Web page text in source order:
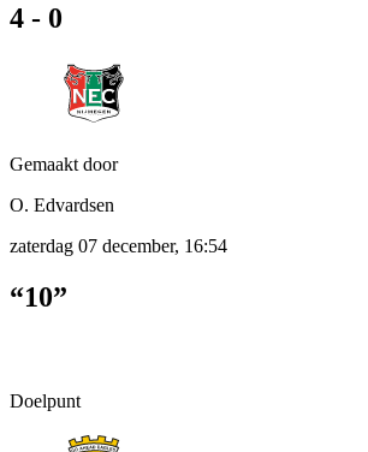
4 - 0
Gemaakt door
O. Edvardsen
zaterdag 07 december, 16:54
“10”
Doelpunt